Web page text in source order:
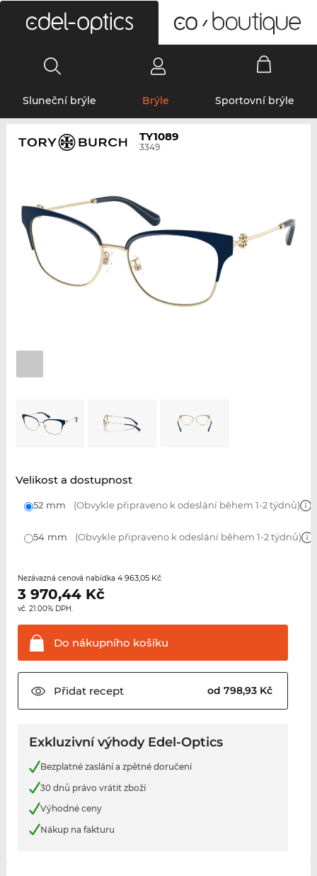
Sluneční brýle Brýle Sportovní brýle
TY1089
3349
Velikost a dostupnost
52 mm (Obvykle připraveno k odeslání během 1-2 týdnů)
54 mm (Obvykle připraveno k odeslání během 1-2 týdnů)
Nezávazná cenová nabídka 4 963,05 Kč
3 970,44Kč
vč. 21.00% DPH.
Do nákupního košíku
Přidatrecept od 798,93 Kč
Exkluzivní výhody Edel-Optics
Bezplatné zaslání a zpětné doručení
30 dnů právo vrátit zboží
Výhodné ceny
Nákup na fakturu